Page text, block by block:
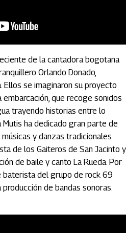
de la cantadora bogotana
Orlando Donado,
Ellos se imaginaron su proyecto
embarcación, que recoge sonidos
trayendo historias entre lo
Mutis ha dedicado gran parte de
y danzas tradicionales
de los Gaiteros de San Jacinto y
de baile y canto La Rueda. Por
baterista del grupo de rock 69
de bandas sonoras.